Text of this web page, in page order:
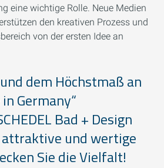
eine wichtige Rolle. Neue Medien
den kreativen Prozess und
von der ersten Idee an
dem Höchstmaß an
Germany“
Bad + Design
und wertige
Sie die Vielfalt!